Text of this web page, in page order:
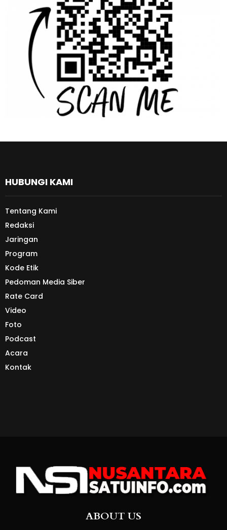
HUBUNGI KAMI
Tentang Kami
Redaksi
Jaringan
Program
Kode Etik
Pedoman Media Siber
Rate Card
Video
Foto
Podcast
Acara
Kontak
ABOUT US